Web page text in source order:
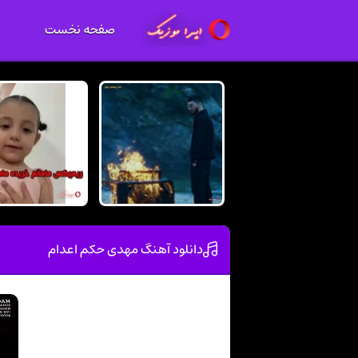
صفحه نخست
دانلود آهنگ مهدی حکم اعدام